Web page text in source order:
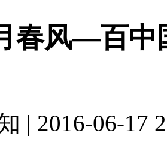
春风—百中
| 2016-06-17